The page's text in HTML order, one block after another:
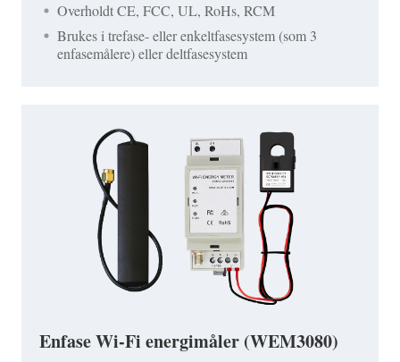
Overholdt CE, FCC, UL, RoHs, RCM
Brukes i trefase- eller enkeltfasesystem (som 3
enfasemålere) eller deltfasesystem
Enfase Wi-Fi energimåler (WEM3080)